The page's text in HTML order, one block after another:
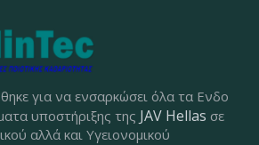
για να ενσαρκώσει όλα τα Ενδο
υποστήριξης της JAV Hellas σε
αλλά και Υγειονομικού